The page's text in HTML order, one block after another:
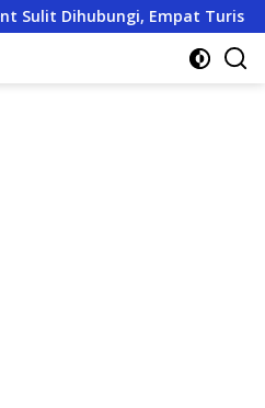
Empat Turis Asing Datangi